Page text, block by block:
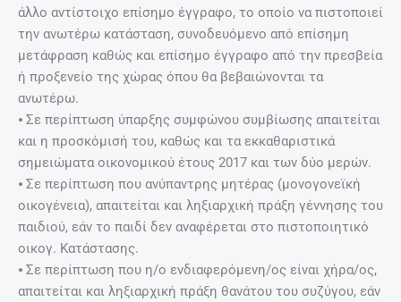
άλλο αντίστοιχο επίσημο έγγραφο, το οποίο να πιστοποιεί
την ανωτέρω κατάσταση, συνοδευόμενο από επίσημη
μετάφραση καθώς και επίσημο έγγραφο από την πρεσβεία
ή προξενείο της χώρας όπου θα βεβαιώνονται τα
ανωτέρω.
⦁ Σε περίπτωση ύπαρξης συμφώνου συμβίωσης απαιτείται
και η προσκόμισή του, καθώς και τα εκκαθαριστικά
σημειώματα οικονομικού έτους 2017 και των δύο μερών.
⦁ Σε περίπτωση που ανύπαντρης μητέρας (μονογονεϊκή
οικογένεια), απαιτείται και ληξιαρχική πράξη γέννησης του
παιδιού, εάν το παιδί δεν αναφέρεται στο πιστοποιητικό
οικογ. Κατάστασης.
⦁ Σε περίπτωση που η/ο ενδιαφερόμενη/ος είναι χήρα/ος,
απαιτείται και ληξιαρχική πράξη θανάτου του συζύγου, εάν